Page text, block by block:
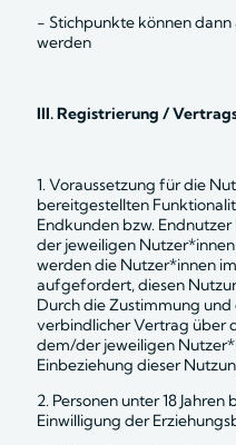
- Stichpunkte können
werden
III. Registrierung /
1. Voraussetzung für die
bereitgestellten
Endkunden bzw.
der jeweiligen
werden die Nutzer*innen
aufgefordert, diesen
Durch die Zustimmung
verbindlicher Vertrag über
dem/der jeweiligen
Einbeziehung dieser
2. Personen unter 18
Einwilligung der